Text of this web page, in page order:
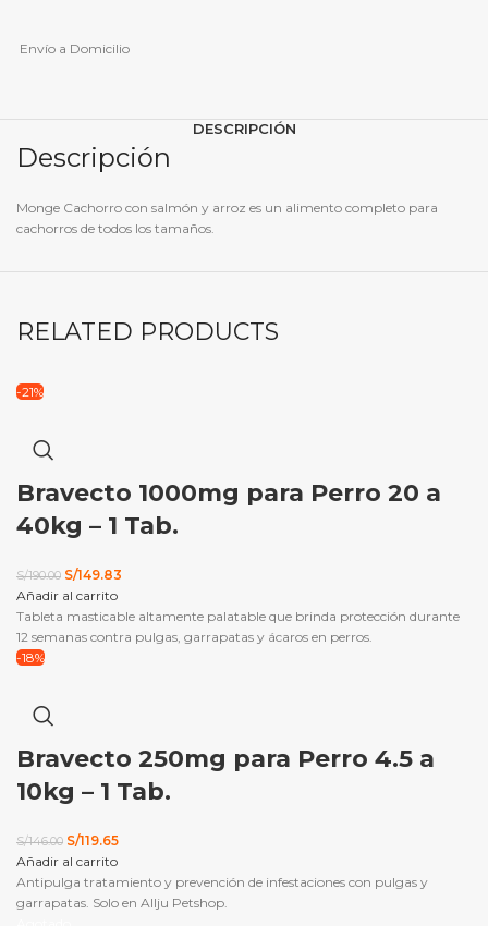
Envío a Domicilio
DESCRIPCIÓN
Descripción
Monge Cachorro con salmón y arroz es un alimento completo para
cachorros de todos los tamaños.
RELATED PRODUCTS
-21%
Bravecto 1000mg para Perro 20 a
40kg – 1 Tab.
S/190.00 El
precio
original
era:
S/149.83
actual
es:
Añadir al carrito
Tableta masticable altamente palatable que brinda protección durante
12 semanas contra pulgas, garrapatas y ácaros en perros.
-18%
Bravecto 250mg para Perro 4.5 a
10kg – 1 Tab.
S/146.00 El
precio
original
era:
S/119.65El
actual
es:
Añadir al carrito
Antipulga tratamiento y prevención de infestaciones con pulgas y
garrapatas. Solo en Allju Petshop.